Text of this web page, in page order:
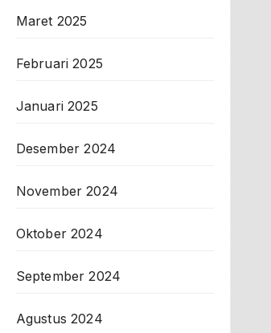
Maret 2025
Februari 2025
Januari 2025
Desember 2024
November 2024
Oktober 2024
September 2024
Agustus 2024